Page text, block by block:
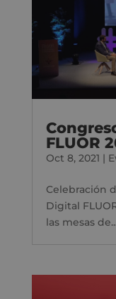
FLUOR
Oct 8, 2021 |
Celebración
Digital
las mesas